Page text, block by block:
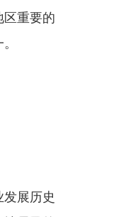
区重要的
展历史